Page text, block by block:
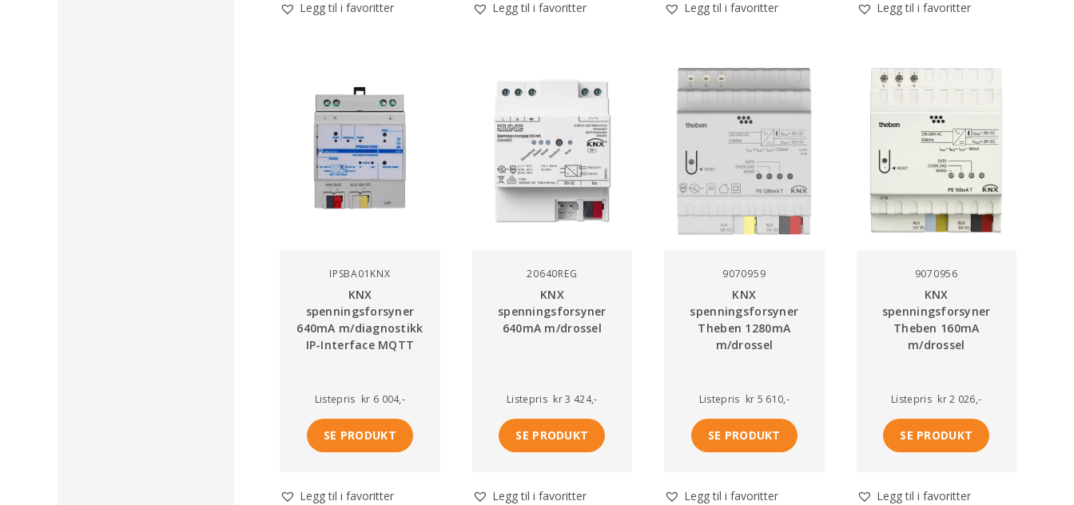
Legg til i favoritter Legg til i favoritter Legg til i favoritter Legg til i favoritter
IPSBA01KNX
KNX
spenningsforsyner
640mA m/diagnostikk
IP-Interface MQTT
Listepris kr 6 004,-
SE PRODUKT
Legg til i favoritter
20640REG
KNX
spenningsforsyner
640mA m/drossel
Listepris kr 3 424,-
SE PRODUKT
Legg til i favoritter
9070959
KNX
spenningsforsyner
Theben 1280mA
m/drossel
Listepris kr 5 610,-
SE PRODUKT
Legg til i favoritter
9070956
KNX
spenningsforsyner
Theben 160mA
m/drossel
Listepris kr 2 026,-
SE PRODUKT
Legg til i favoritter